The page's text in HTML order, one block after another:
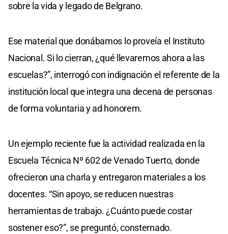
sobre la vida y legado de Belgrano.
Ese material que donábamos lo proveía el Instituto
Nacional. Si lo cierran, ¿qué llevaremos ahora a las
escuelas?”, interrogó con indignación el referente de la
institución local que integra una decena de personas
de forma voluntaria y ad honorem.
Un ejemplo reciente fue la actividad realizada en la
Escuela Técnica Nº 602 de Venado Tuerto, donde
ofrecieron una charla y entregaron materiales a los
docentes. “Sin apoyo, se reducen nuestras
herramientas de trabajo. ¿Cuánto puede costar
sostener eso?”, se preguntó, consternado.